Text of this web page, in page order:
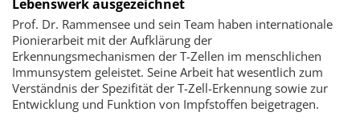
Lebenswerk ausgezeichnet
Prof. Dr. Rammensee und sein Team haben internationale
Pionierarbeit mit der Aufklärung der
Erkennungsmechanismen der T-Zellen im menschlichen
Immunsystem geleistet. Seine Arbeit hat wesentlich zum
Verständnis der Spezifität der T-Zell-Erkennung sowie zur
Entwicklung und Funktion von Impfstoffen beigetragen.